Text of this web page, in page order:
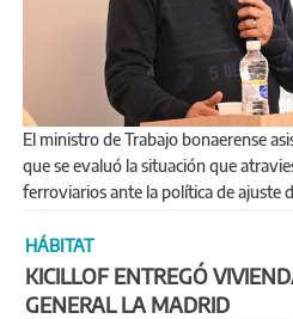
El ministro de Trabajo bonaerense asistió a las XIX Jornadas en las
que se evaluó la situación que
ferroviarios ante la política de ajuste
HÁBITAT
KICILLOF ENTREGÓ
GENERAL LA MADRID